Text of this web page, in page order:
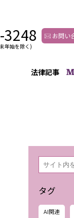
年始を除く)
お問い
法律記事
染の削除対策
動の削除
検
索
タグ
AI関連